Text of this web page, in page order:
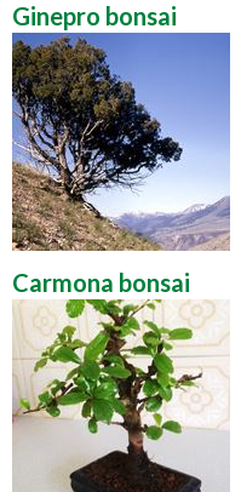
Ginepro bonsai
Carmona bonsai